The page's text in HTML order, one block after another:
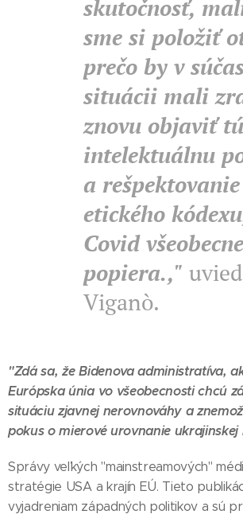
skutočnosť,
sme si položiť
prečo by v
situácii mali
znovu objaviť tú
intelektuálnu
a rešpektovanie
etického
Covid všeobecne
popiera.,"
Viganò.
"Zdá sa, že Bidenova administratíva,
Európska únia vo všeobecnosti chcú
situáciu zjavnej nerovnováhy a
pokus o mierové urovnanie ukrajinskej
Správy veľkých "mainstreamových"
stratégie USA a krajín EÚ. Tieto
vyjadreniam západných politikov a sú